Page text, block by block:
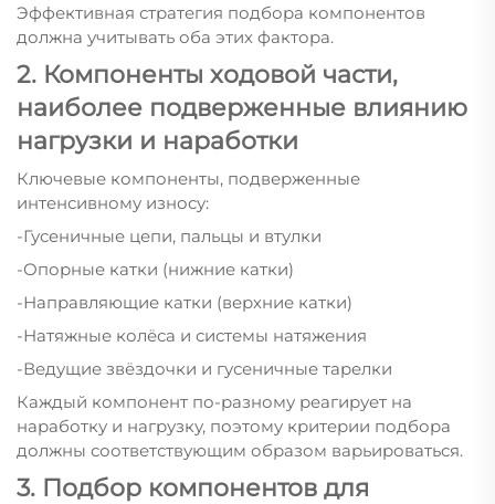
Эффективная стратегия подбора компонентов
должна учитывать оба этих фактора.
2. Компоненты ходовой части,
наиболее подверженные влиянию
нагрузки и наработки
Ключевые компоненты, подверженные
интенсивному износу:
-Гусеничные цепи, пальцы и втулки
-Опорные катки (нижние катки)
-Направляющие катки (верхние катки)
-Натяжные колёса и системы натяжения
-Ведущие звёздочки и гусеничные тарелки
Каждый компонент по-разному реагирует на
наработку и нагрузку, поэтому критерии подбора
должны соответствующим образом варьироваться.
3. Подбор компонентов для